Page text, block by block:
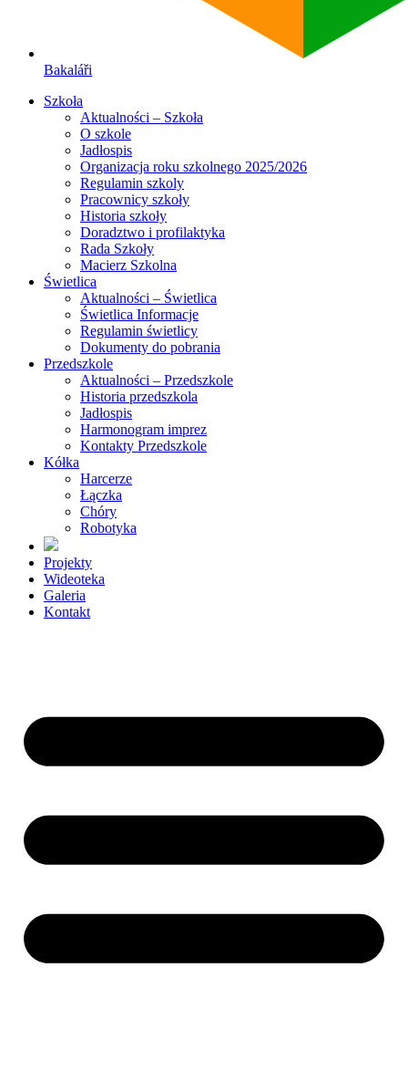
Bakaláři
Szkoła
Aktualności – Szkoła
O szkole
Jadłospis
Organizacja roku szkolnego 2025/2026
Regulamin szkoly
Pracownicy szkoły
Historia szkoły
Doradztwo i profilaktyka
Rada Szkoły
Macierz Szkolna
Świetlica
Aktualności – Świetlica
Świetlica Informacje
Regulamin świetlicy
Dokumenty do pobrania
Przedszkole
Aktualności – Przedszkole
Historia przedszkola
Jadłospis
Harmonogram imprez
Kontakty Przedszkole
Kółka
Harcerze
Łączka
Chóry
Robotyka
Projekty
Wideoteka
Galeria
Kontakt